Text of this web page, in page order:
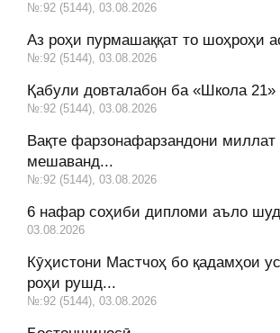
№:92 (5144), 03.08.2026
Аз роҳи пурмашаққат то шоҳроҳи
№:92 (5144), 03.08.2026
Қабули довталабон ба «Школа 21»
№:92 (5144), 03.08.2026
Вақте фарзонафарзандони миллат
мешаванд...
№:92 (5144), 03.08.2026
6 нафар соҳиби дипломи аъло
03.08.2026
Кӯҳистони Мастчоҳ бо қадамҳои
роҳи рушд...
№:92 (5144), 03.08.2026